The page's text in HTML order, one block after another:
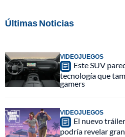
Últimas Noticias
VIDEOJUEGOS
Este SUV
tecnología que
gamers
VIDEOJUEGOS
El nuevo
podría revelar